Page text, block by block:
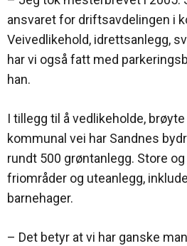
ansvaret for driftsavdelingen i
Veivedlikehold, idrettsanlegg,
har vi også fatt med
han.
I tillegg til å vedlikeholde,
kommunal vei har Sandnes
rundt 500 grøntanlegg. Store
friområder og uteanlegg,
barnehager.
– Det betyr at vi har ganske